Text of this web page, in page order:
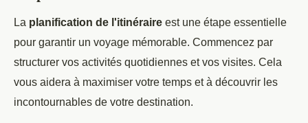
La planification de l'itinéraire est une étape essentielle
pour garantir un voyage mémorable. Commencez par
structurer vos activités quotidiennes et vos visites. Cela
vous aidera à maximiser votre temps et à découvrir les
incontournables de votre destination.